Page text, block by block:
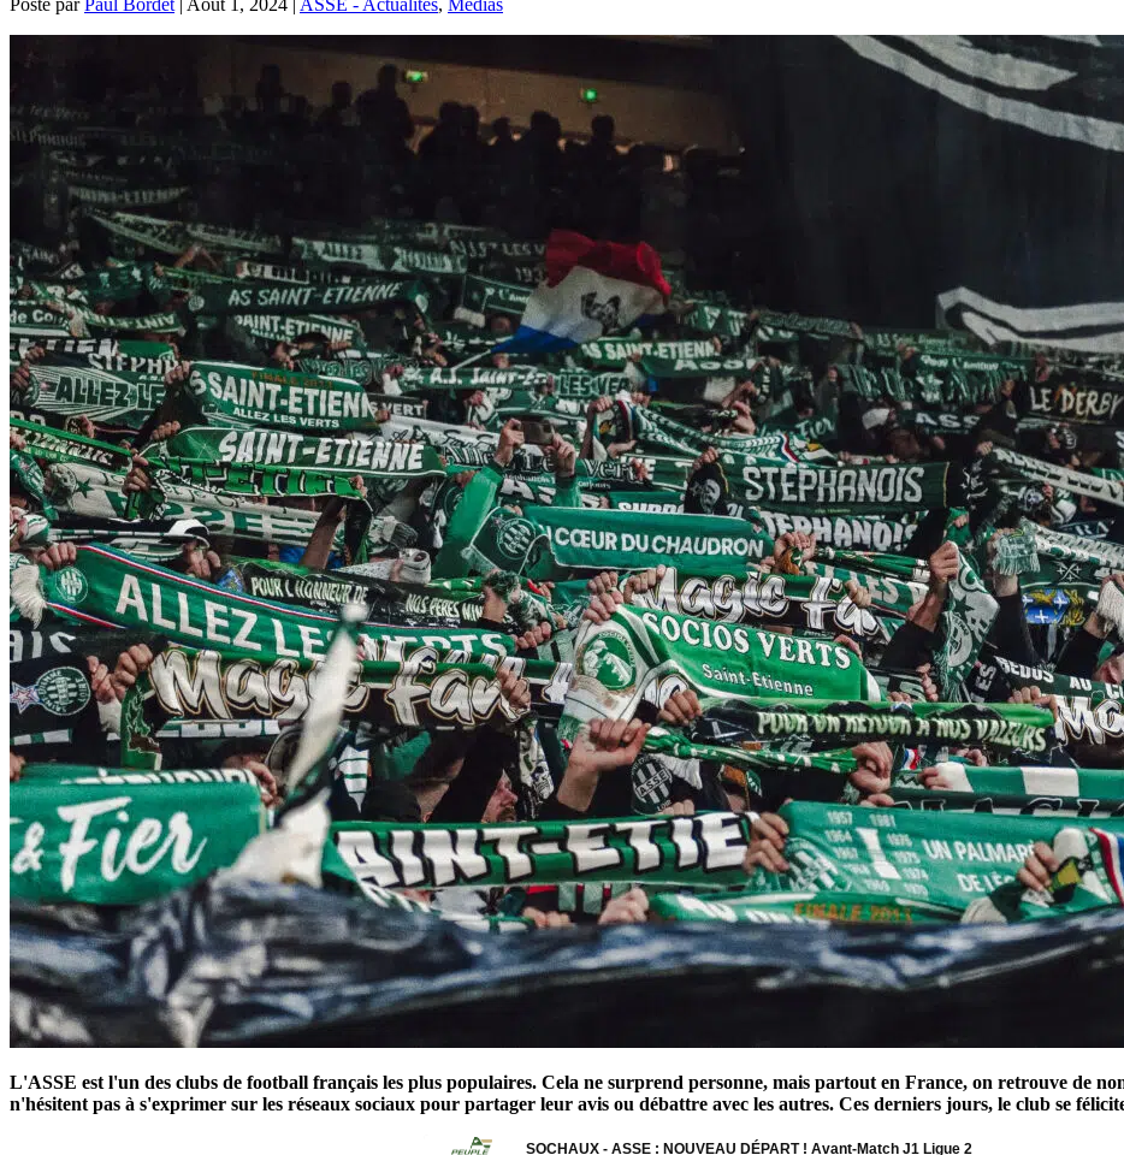
L'ASSE est l'un des clubs de football français les plus populaires. Cela ne surprend personne, mais partout en France, on retrouve de
n'hésitent pas à s'exprimer sur les réseaux sociaux pour partager leur avis ou débattre avec les autres. Ces derniers jours, le club se